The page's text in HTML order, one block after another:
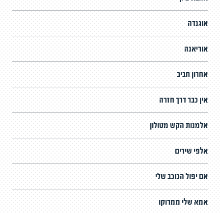
אוגנדה
אוריאנה
אחרון חביב
אין כבר דרך חזרה
אלמנות הקש מטולון
אלפי שירים
אם יפול הכוכב שלי
אמא שלי ממרוקו